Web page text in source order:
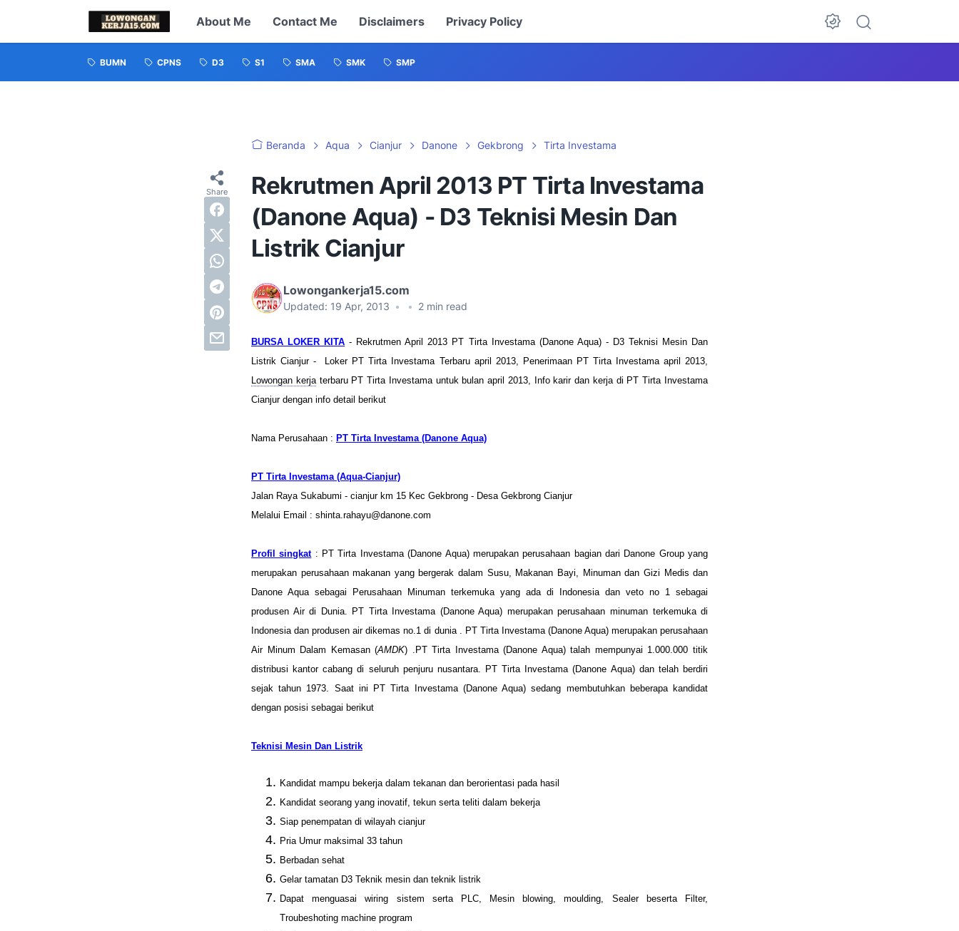
About Me Contact Me Disclaimers Privacy Policy
BUMN CPNS D3 S1 SMA SMK SMP
Beranda Aqua Cianjur Danone Gekbrong Tirta Investama
Rekrutmen April 2013 PT Tirta Investama
(Danone Aqua) - D3 Teknisi Mesin Dan
Listrik Cianjur
Lowongankerja15.com
Updated: 19 Apr, 2013 • • 2 min read
BURSA LOKER KITA - Rekrutmen April 2013 PT Tirta Investama (Danone Aqua) - D3 Teknisi Mesin Dan
Listrik Cianjur - Loker PT Tirta Investama Terbaru april 2013, Penerimaan PT Tirta Investama april 2013,
Lowongan kerjaterbaru PT Tirta Investama untuk bulan april 2013, Info karir dan kerja di PT Tirta Investama
Cianjur dengan info detail berikut
Nama Perusahaan : PT Tirta Investama (Danone Aqua)
PT Tirta Investama (Aqua-Cianjur)
Jalan Raya Sukabumi - cianjur km 15 Kec Gekbrong - Desa Gekbrong Cianjur
Melalui Email : shinta.rahayu@danone.com
Profil singkat: PT Tirta Investama (Danone Aqua) merupakan perusahaan bagian dari Danone Group yang
merupakan perusahaan makanan yang bergerak dalam Susu, Makanan Bayi, Minuman dan Gizi Medis dan
Danone Aqua sebagai Perusahaan Minuman terkemuka yang ada di Indonesia dan veto no 1 sebagai
produsen Air di Dunia. PT Tirta Investama (Danone Aqua) merupakanperusahaan minuman terkemuka di
Indonesia dan produsen air dikemas no.1 di dunia . PT Tirta Investama (Danone Aqua) merupakan perusahaan
Air Minum Dalam Kemasan (AMDK) .PT Tirta Investama (Danone Aqua) talah mempunyai 1.000.000 titik
distribusi kantor cabang di seluruh penjuru nusantara. PT Tirta Investama (Danone Aqua) dan telah berdiri
sejak tahun 1973. Saat ini PT Tirta Investama (Danone Aqua) sedang membutuhkan beberapa kandidat
dengan posisi sebagai berikut
Teknisi Mesin Dan Listrik
Kandidat mampu bekerja dalam tekanan dan berorientasi pada hasil
Kandidat seorang yang inovatif, tekun serta teliti dalam bekerja
Siap penempatan di wilayah cianjur
Pria Umur maksimal 33 tahun
Berbadan sehat
Gelar tamatan D3 Teknik mesin dan teknik listrik
Dapat menguasai wiring sistem serta PLC, Mesin blowing, moulding, Sealer beserta Filter,
Troubeshoting machine program